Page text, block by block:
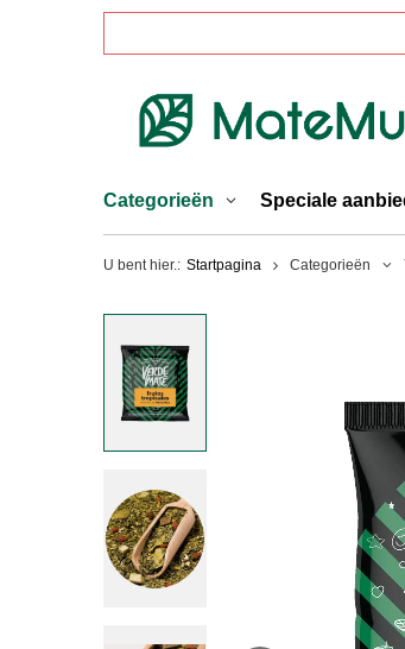
Categorieën Speciale
U bent hier.: Startpagina Categorieën